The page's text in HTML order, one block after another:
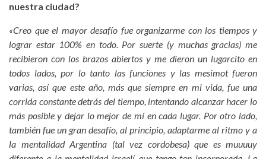
nuestra ciudad?
«Creo que el mayor desafío fue organizarme con los tiempos y
lograr estar 100% en todo. Por suerte (y muchas gracias) me
recibieron con los brazos abiertos y me dieron un lugarcito en
todos lados, por lo tanto las funciones y las mesimot fueron
varias, así que este año, más que siempre en mi vida, fue una
corrida constante detrás del tiempo, intentando alcanzar hacer lo
más posible y dejar lo mejor de mí en cada lugar. Por otro lado,
también fue un gran desafío, al principio, adaptarme al ritmo y a
la mentalidad Argentina (tal vez cordobesa) que es muuuuy